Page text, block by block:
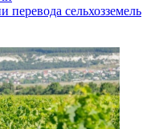
сельхозземель